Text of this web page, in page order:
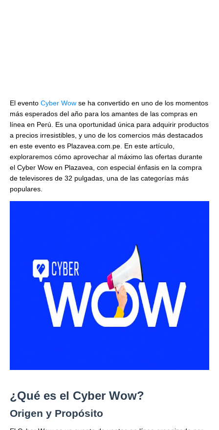
El evento Cyber Wow se ha convertido en uno de los momentos
más esperados del año para los amantes de las compras en
línea en Perú. Es una oportunidad única para adquirir productos
a precios irresistibles, y uno de los comercios más destacados
en este evento es Plazavea.com.pe. En este artículo,
exploraremos cómo aprovechar al máximo las ofertas durante
el Cyber Wow en Plazavea, con especial énfasis en la compra
de televisores de 32 pulgadas, una de las categorías más
populares.
¿Qué es el Cyber Wow?
Origen y Propósito